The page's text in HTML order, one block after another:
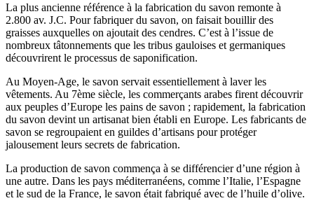
La plus ancienne référence à la fabrication du savon remonte à
2.800 av. J.C. Pour fabriquer du savon, on faisait bouillir des
graisses auxquelles on ajoutait des cendres. C’est à l’issue de
nombreux tâtonnements que les tribus gauloises et germaniques
découvrirent le processus de saponification.
Au Moyen-Age, le savon servait essentiellement à laver les
vêtements. Au 7ème siècle, les commerçants arabes firent découvrir
aux peuples d’Europe les pains de savon ; rapidement, la fabrication
du savon devint un artisanat bien établi en Europe. Les fabricants de
savon se regroupaient en guildes d’artisans pour protéger
jalousement leurs secrets de fabrication.
La production de savon commença à se différencier d’une région à
une autre. Dans les pays méditerranéens, comme l’Italie, l’Espagne
et le sud de la France, le savon était fabriqué avec de l’huile d’olive.